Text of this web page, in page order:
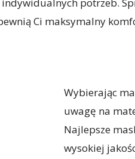
Ci maksymalny
Wybierając
uwagę na
Najlepsze
wysokiej